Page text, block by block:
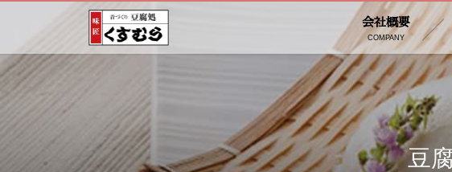
会社概要
COMPANY
豆